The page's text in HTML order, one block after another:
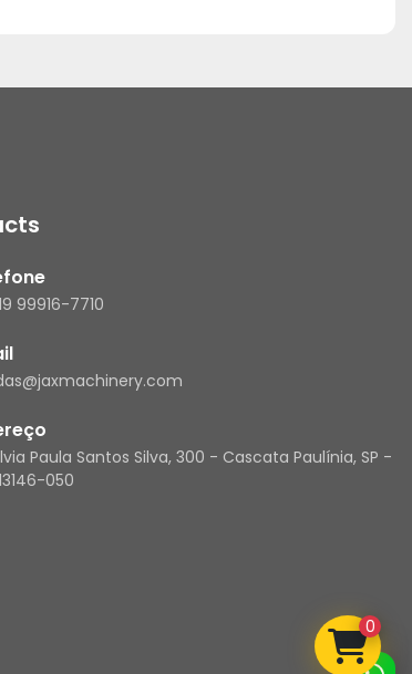
99916-7710
Paula Santos Silva, 300 - Cascata Paulínia, SP -
050
0